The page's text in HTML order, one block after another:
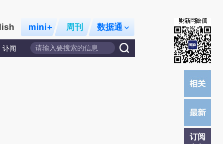
mini+ 周刊 数据通
讣闻
订阅